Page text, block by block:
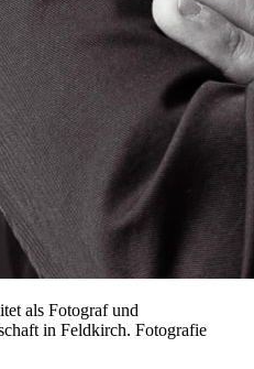
als Fotograf und
in Feldkirch. Fotografie